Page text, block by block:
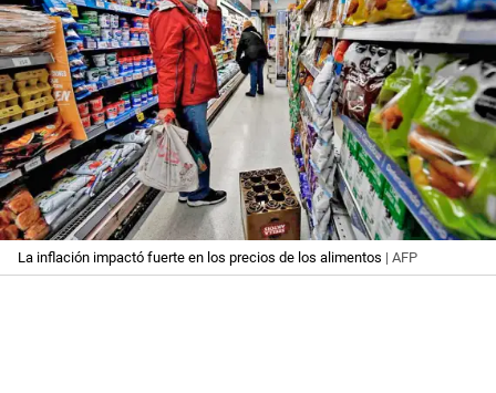
La inflación impactó fuerte en los precios de los alimentos | AFP